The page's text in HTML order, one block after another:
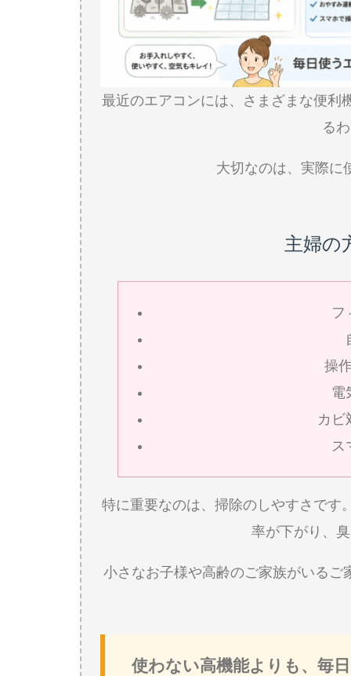
最近のエアコンには、さまざまな便利
る
大切なのは、実際に
主婦の
フ
操
電
カビ
ス
特に重要なのは、掃除のしやすさです
率が下がり、
小さなお子様や高齢のご家族がいる
使わない高機能よりも、毎